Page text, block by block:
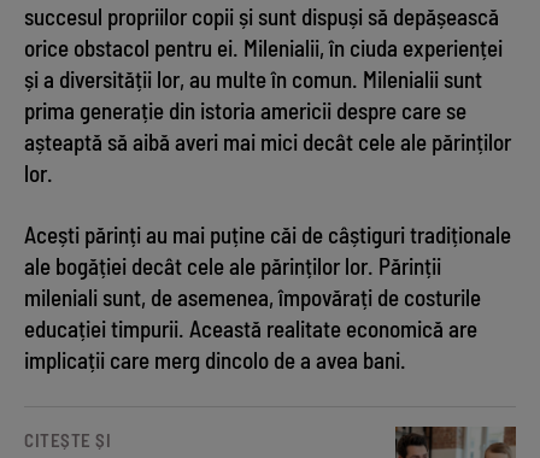
succesul propriilor copii și sunt dispuși să depășească
orice obstacol pentru ei. Milenialii, în ciuda experienței
și a diversității lor, au multe în comun. Milenialii sunt
prima generație din istoria americii despre care se
așteaptă să aibă averi mai mici decât cele ale părinților
lor.
Acești părinți au mai puține căi de câștiguri tradiționale
ale bogăției decât cele ale părinților lor. Părinții
mileniali sunt, de asemenea, împovărați de costurile
educației timpurii. Această realitate economică are
implicații care merg dincolo de a avea bani.
CITEȘTE ȘI